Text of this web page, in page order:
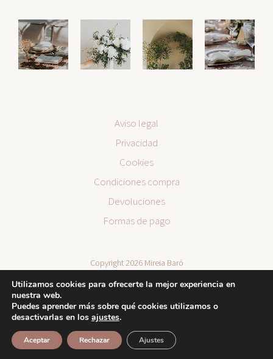
Aviso legal
Privacidad
Cookies
Condiciones compra
Devoluciones
Formas de pago
Copyright 2026 Mireia Baró
Utilizamos cookies para ofrecerte la mejor experiencia en
nuestra web.
Puedes aprender más sobre qué cookies utilizamos o
desactivarlas en los ajustes.
Aceptar Rechazar Ajustes